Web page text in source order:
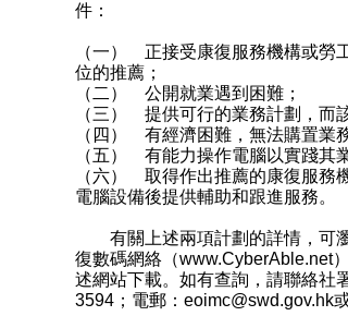
件：
（一） 正接受康復服務機構或勞
位的推薦；
（二） 公開就業遇到困難；
（三） 提供可行的業務計劃，而
（四） 有經濟困難，無法購置業
（五） 有能力操作電腦以實踐其
（六） 取得作出推薦的康復服務
電腦設備後提供輔助和跟進服務。
有關上述兩項計劃的詳情，可
復數碼網絡（www.CyberAble.net
述網站下載。如有查詢，請聯絡社
3594；電郵： eoimc@swd.gov.hk